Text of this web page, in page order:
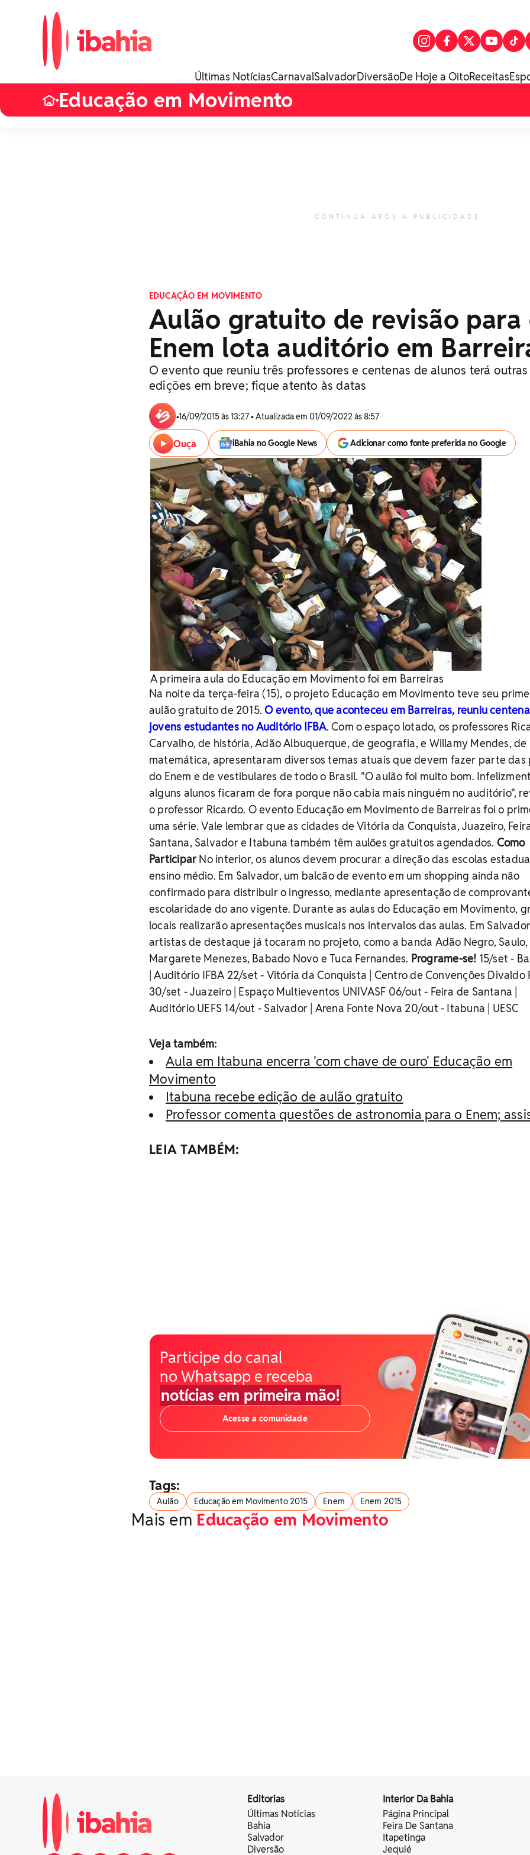
Últimas NotíciasCarnavalSalvadorDiversãoDe Hoje a OitoReceitas
•Educação em Movimento
CONTINUA APÓS A PUBLICIDADE
EDUCAÇÃO EM MOVIMENTO
Aulão gratuito de revisão para
Enem lota auditório em
O evento que reuniu três professores e centenas de alunos terá outras
edições em breve; fique atento às datas
•16/09/2015 às 13:27 • Atualizada em 01/09/2022 às 8:57
Ouça iBahia no Google News Adicionar como fonte preferida no Google
A primeira aula do Educação em Movimento foi em Barreiras
Na noite da terça-feira (15), o projeto Educação em Movimento teve seu
aulão gratuito de 2015.O evento, que aconteceu em Barreiras, reuniu
jovens estudantes no Auditório IFBA. Com o espaço lotado, os professores
Carvalho, de história, Adão Albuquerque, de geografia, e Willamy Mendes, de
matemática, apresentaram diversos temas atuais que devem fazer parte das
do Enem e de vestibulares de todo o Brasil. "O aulão foi muito bom.
alguns alunos ficaram de fora porque não cabia mais ninguém no auditório",
o professor Ricardo. O evento Educação em Movimento de Barreiras foi o
uma série. Vale lembrar que as cidades de Vitória da Conquista, Juazeiro,
Santana, Salvador e Itabuna também têm aulões gratuitos agendados. Como
ParticiparNo interior, os alunos devem procurar a direção das escolas
ensino médio. Em Salvador, um balcão de evento em um shopping ainda não
confirmado para distribuir o ingresso, mediante apresentação de
escolaridade do ano vigente. Durante as aulas do Educação em Movimento,
locais realizarão apresentações musicais nos intervalos das aulas. Em
artistas de destaque já tocaram no projeto, como a banda Adão Negro, Saulo,
Margarete Menezes, Babado Novo e Tuca Fernandes. Programe-se! 15/set -
| Auditório IFBA 22/set - Vitória da Conquista | Centro de Convenções Divaldo
30/set - Juazeiro | Espaço Multieventos UNIVASF 06/out - Feira de Santana |
Auditório UEFS 14/out - Salvador | Arena Fonte Nova 20/out - Itabuna | UESC
Veja também:
Aula em Itabuna encerra 'com chave de ouro' Educação em
Movimento
Itabuna recebe edição de aulão gratuito
Professor comenta questões de astronomia para o Enem;
LEIA TAMBÉM:
Participe do canal
no Whatsapp e receba
notícias em primeira mão!
Acesse a comunidade
Tags:
Aulão Educação em Movimento 2015 Enem Enem 2015
Mais em Educação em Movimento
Editorias
Últimas Notícias
Bahia
Salvador
Diversão
Interior Da Bahia
Página Principal
Feira De Santana
Itapetinga
Jequié